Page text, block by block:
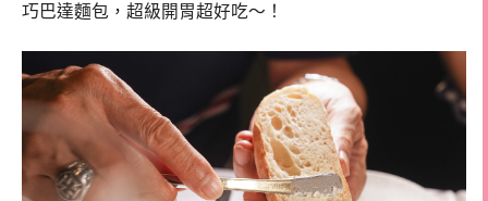
巧巴達麵包，超級開胃超好吃～！